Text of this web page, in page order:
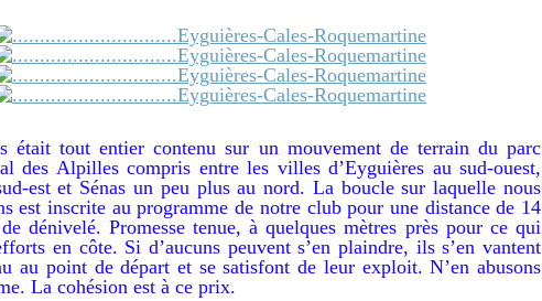
était tout entier contenu sur un mouvement de terrain du parc
des Alpilles compris entre les villes d’Eyguières au sud-ouest,
est et Sénas un peu plus au nord. La boucle sur laquelle nous
est inscrite au programme de notre club pour une distance de 14
dénivelé. Promesse tenue, à quelques mètres près pour ce qui
en côte. Si d’aucuns peuvent s’en plaindre, ils s’en vantent
au point de départ et se satisfont de leur exploit. N’en abusons
La cohésion est à ce prix.